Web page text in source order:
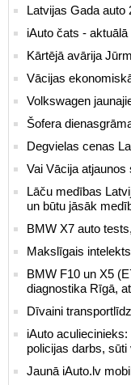
Latvijas Gada auto
iAuto čats -
Kārtējā avārija
Vācijas
Volkswagen
Šofera
Degvielas cenas
Vai Vācija
Lāču medības
un būtu jāsāk
BMW X7 auto
Makslīgais
BMW F10 un X5
diagnostika Rīgā,
Dīvaini
iAuto
policijas darbs, sūti
Jaunā iAuto.lv